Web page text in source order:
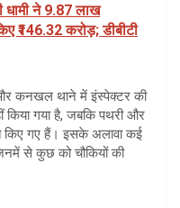
धामी ने 9.87 लाख
₹146.32 करोड़; डीबीटी
कनखल थाने में इंस्पेक्टर की
गया है, जबकि पथरी और
किए गए हैं। इसके अलावा कई
से कुछ को चौकियों की